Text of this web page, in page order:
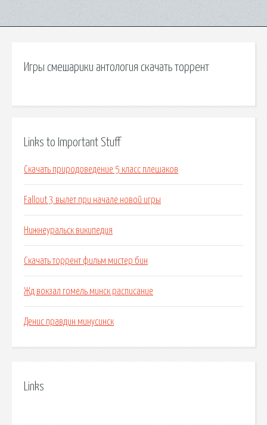
Игры смешарики антология скачать торрент
Links to Important Stuff
Скачать природоведение 5 класс плешаков
Fallout 3 вылет при начале новой игры
Нижнеуральск википедия
Скачать торрент фильм мистер бин
Жд вокзал гомель минск расписание
Денис правдин минусинск
Links